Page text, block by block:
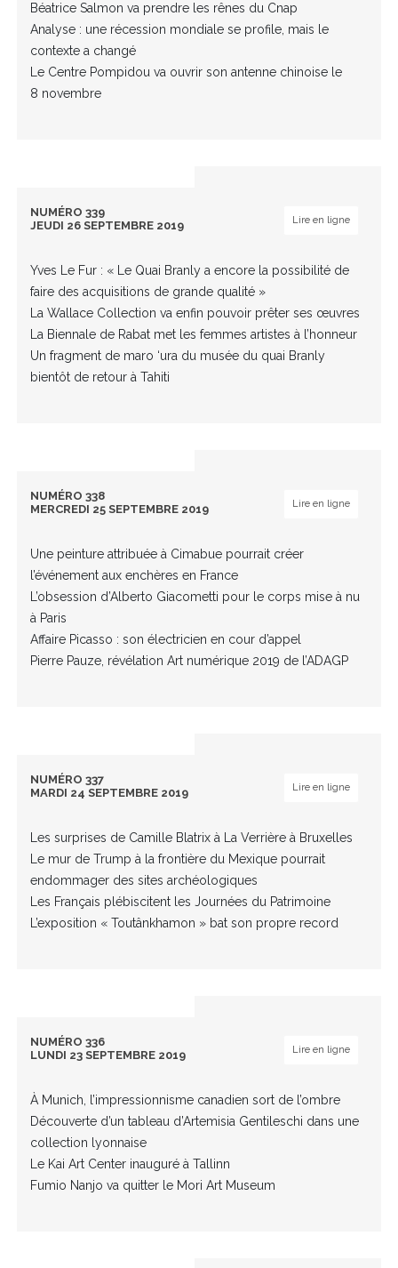
Béatrice Salmon va prendre les rênes du Cnap
Analyse : une récession mondiale se profile, mais le
contexte a changé
Le Centre Pompidou va ouvrir son antenne chinoise le
8 novembre
NUMÉRO 339
JEUDI 26 SEPTEMBRE 2019
Lire en ligne
Yves Le Fur : « Le Quai Branly a encore la possibilité de
faire des acquisitions de grande qualité »
La Wallace Collection va enfin pouvoir prêter ses œuvres
La Biennale de Rabat met les femmes artistes à l’honneur
Un fragment de maro ‘ura du musée du quai Branly
bientôt de retour à Tahiti
NUMÉRO 338
MERCREDI 25 SEPTEMBRE 2019
Lire en ligne
Une peinture attribuée à Cimabue pourrait créer
l’événement aux enchères en France
L’obsession d’Alberto Giacometti pour le corps mise à nu
à Paris
Affaire Picasso : son électricien en cour d’appel
Pierre Pauze, révélation Art numérique 2019 de l’ADAGP
NUMÉRO 337
MARDI 24 SEPTEMBRE 2019
Lire en ligne
Les surprises de Camille Blatrix à La Verrière à Bruxelles
Le mur de Trump à la frontière du Mexique pourrait
endommager des sites archéologiques
Les Français plébiscitent les Journées du Patrimoine
L’exposition « Toutânkhamon » bat son propre record
NUMÉRO 336
LUNDI 23 SEPTEMBRE 2019
Lire en ligne
À Munich, l’impressionnisme canadien sort de l’ombre
Découverte d’un tableau d’Artemisia Gentileschi dans une
collection lyonnaise
Le Kai Art Center inauguré à Tallinn
Fumio Nanjo va quitter le Mori Art Museum